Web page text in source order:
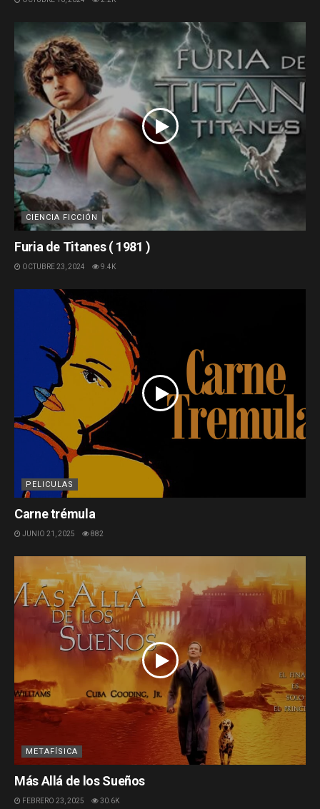
CIENCIA FICCIÓN
Furia de Titanes ( 1981 )
OCTUBRE 23, 2024 9.4K
PELICULAS
Carne trémula
JUNIO 21, 2025 882
METAFÍSICA
Más Allá de los Sueños
FEBRERO 23, 2025 30.6K